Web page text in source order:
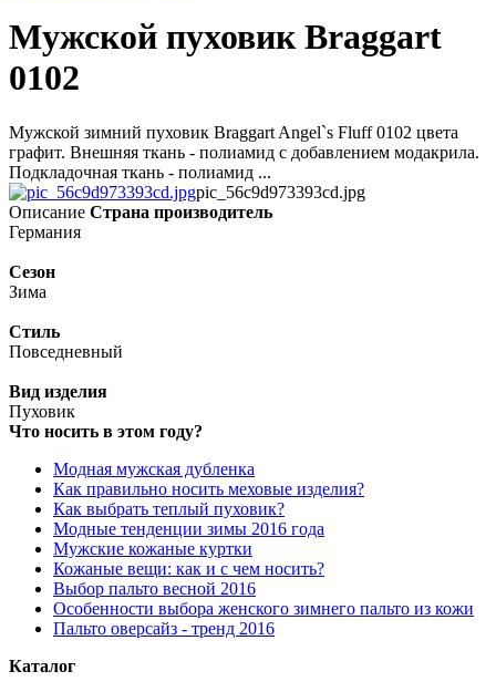
Мужской пуховик Braggart
0102
Мужской зимний пуховик Braggart Angel`s Fluff 0102 цвета
графит. Внешняя ткань - полиамид с добавлением модакрила.
Подкладочная ткань - полиамид ...
pic_56c9d973393cd.jpg
Описание Страна производитель
Германия
Сезон
Зима
Стиль
Повседневный
Вид изделия
Пуховик
Что носить в этом году?
Модная мужская дубленка
Как правильно носить меховые изделия?
Как выбрать теплый пуховик?
Модные тенденции зимы 2016 года
Мужские кожаные куртки
Кожаные вещи: как и с чем носить?
Выбор пальто весной 2016
Особенности выбора женского зимнего пальто из кожи
Пальто оверсайз - тренд 2016
Каталог